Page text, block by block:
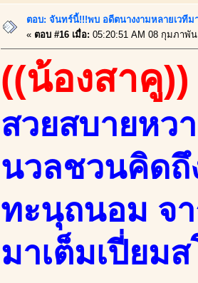
ตอบ: จันทร์นี้!!!พบ อดีตนางงามหลายเวที
« ตอบ #16 เมื่อ: 05:20:51 AM 08 กุมภาพั
((น้องสาคู))
สวยสบายหว
นวลชวนคิดถึ
ทะนุถนอม จา
มาเต็มเปี่ยม